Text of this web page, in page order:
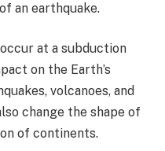
an earthquake.
at a subduction
on the Earth’s
volcanoes, and
change the shape of
of continents.